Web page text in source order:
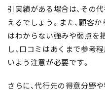
引実績がある場合は、その
えるでしょう。また、顧客
はわからない強みや弱点を
し、口コミはあくまで参考
いよう注意が必要です。
さらに、代行先の得意分野